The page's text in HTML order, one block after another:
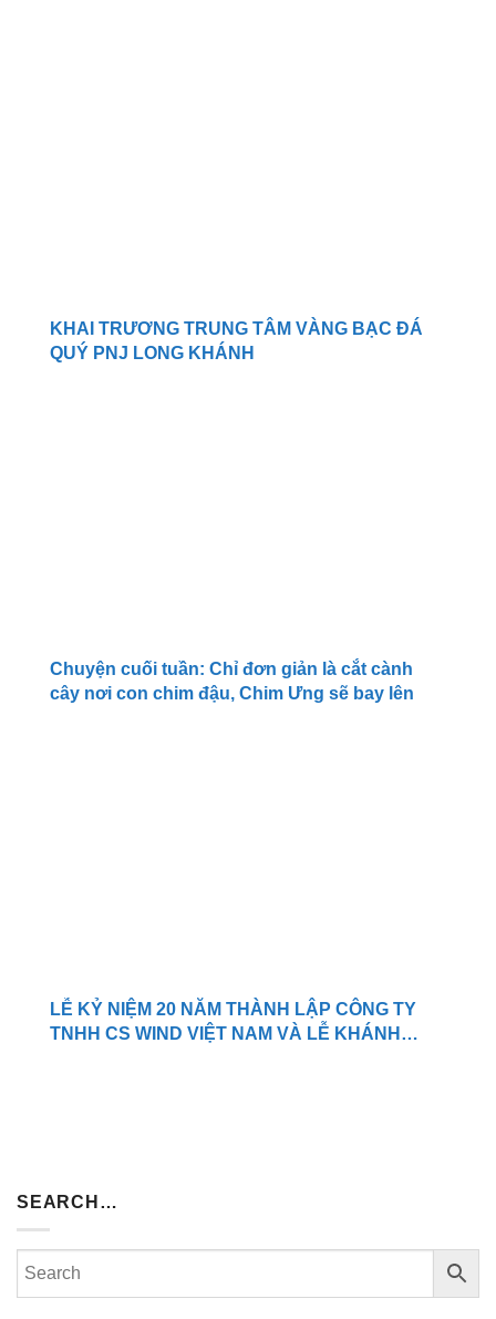
KHAI TRƯƠNG TRUNG TÂM VÀNG BẠC ĐÁ
QUÝ PNJ LONG KHÁNH
Chuyện cuối tuần: Chỉ đơn giản là cắt cành
cây nơi con chim đậu, Chim Ưng sẽ bay lên
LỄ KỶ NIỆM 20 NĂM THÀNH LẬP CÔNG TY
TNHH CS WIND VIỆT NAM VÀ LỄ KHÁNH
SEARCH…